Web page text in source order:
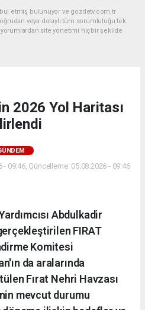
etmiş bulunuyor ve gozdetv.com.tr
veya dolaylı tüm sorumluluğu tek
yorumlardan site yönetimi hiçbir şekilde
2026 Yol Haritası
- 09:46, Güncelleme: 05.08.2026 - 09:46
Abdulkadir
FIRAT
Komitesi
da aralarında
Fırat Nehri Havzası
mevcut durumu